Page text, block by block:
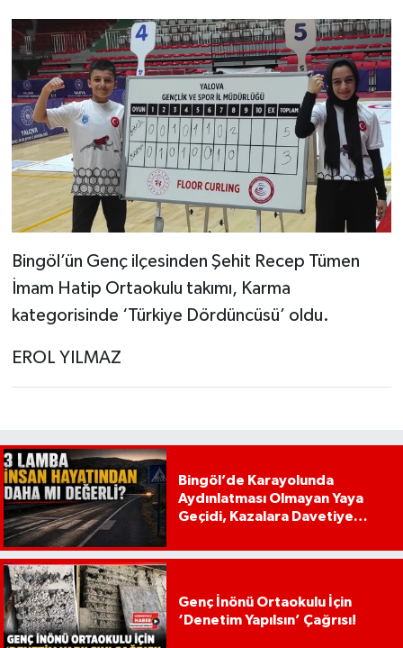
Bingöl’ün Genç ilçesinden Şehit Recep Tümen
İmam Hatip Ortaokulu takımı, Karma
kategorisinde ‘Türkiye Dördüncüsü’ oldu.
EROL YILMAZ
Bingöl’de Karayolunda
Aydınlatması Olmayan Yaya
Geçidi, Kazalara Davetiye
Genç İnönü Ortaokulu İçin
‘Denetim Yapılsın’ Çağrısı!